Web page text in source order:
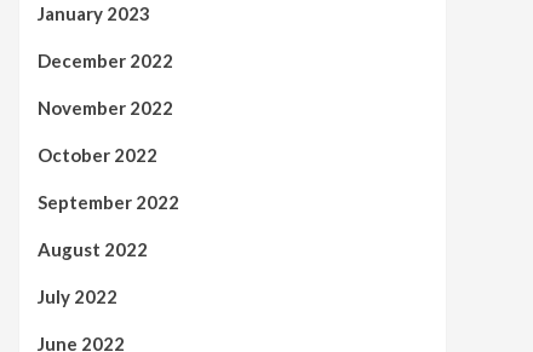
January 2023
December 2022
November 2022
October 2022
September 2022
August 2022
July 2022
June 2022